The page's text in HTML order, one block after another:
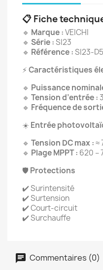
📋 Fiche
🔹 Marque :VEICHI
🔹 Série :SI23
🔹 Référence :SI23-
⚡Caractéristiques
🔹 Puissance
🔹 Tension d’entrée :
🔹 Fréquence de
☀️ Entrée
🔹 Tension DC max :≈
🔹 Plage MPPT : 620 –
🛡 Protections
✔️ Surintensité
✔️ Surtension
✔️ Court-circuit
✔️ Surchauffe
Commentaires (0)